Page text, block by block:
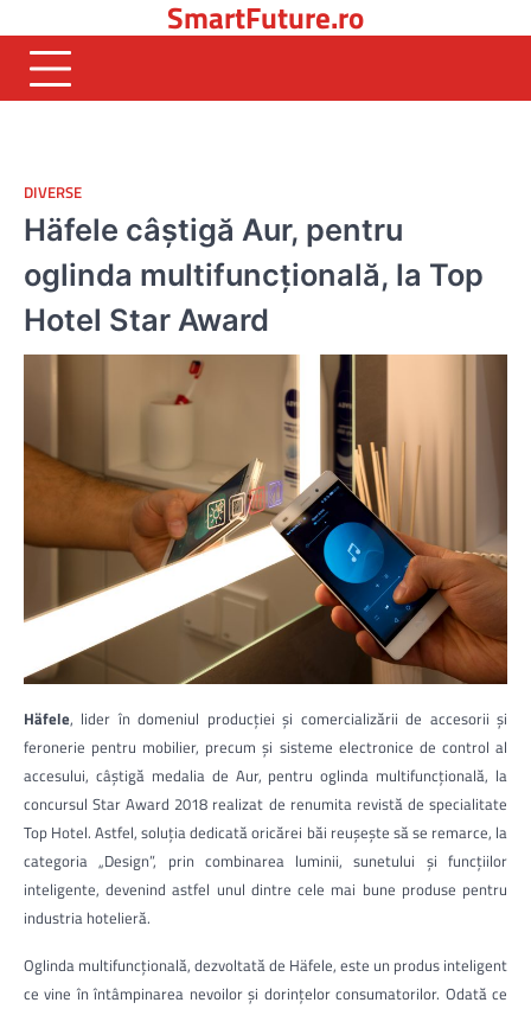
to
content
SmartFuture.ro
DIVERSE
Häfele câștigă Aur, pentru
oglinda multifuncțională, la Top
Hotel Star Award
Häfele, lider în domeniul producției și comercializării de accesorii și
feronerie pentru mobilier, precum și sisteme electronice de control al
accesului, câștigă medalia de Aur, pentru oglinda multifuncțională, la
concursul Star Award 2018 realizat de renumita revistă de specialitate
Top Hotel. Astfel, soluția dedicată oricărei băi reușește să se remarce, la
categoria „Design”, prin combinarea luminii, sunetului și funcțiilor
inteligente, devenind astfel unul dintre cele mai bune produse pentru
industria hotelieră.
Oglinda multifuncțională, dezvoltată de Häfele, este un produs inteligent
ce vine în întâmpinarea nevoilor și dorințelor consumatorilor. Odată ce